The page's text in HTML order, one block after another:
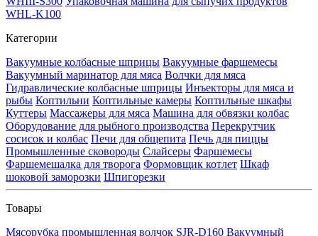
WHL-K100
Категории
Вакуумные колбасные шприцы Вакуумные фаршемесы
Вакуумный маринатор для мяса Волчки для мяса
Гидравлические колбасные шприцы Инъекторы для мяса и
рыбы Коптильни Коптильные камеры Коптильные шкафы
Куттеры Массажеры для мяса Машина для обвязки колбас
Оборудование для рыбного производства Перекрутчик
сосисок и колбас Печи для общепита Печь для пиццы
Промышленные сковороды Слайсеры Фаршемесы
Фаршемешалка для творога Формовщик котлет Шкаф
шоковой заморозки Шпигорезки
Товары
Мясорубка промышленная волчок SJR-D160 Вакуумный